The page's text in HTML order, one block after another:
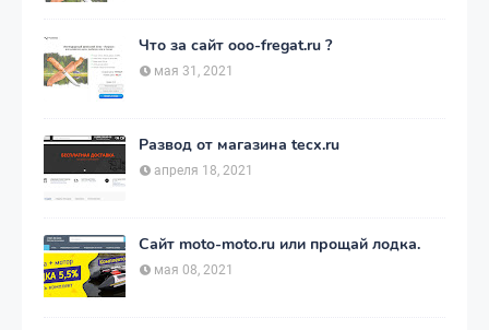
Что за сайт ooo-fregat.ru ?
мая 31, 2021
Развод от магазина tecx.ru
апреля 18, 2021
Сайт moto-moto.ru или прощай лодка.
мая 08, 2021